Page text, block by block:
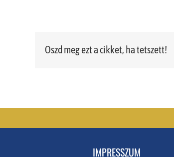
Oszd meg ezt a cikket, ha tetszett!
IMPRESSZUM